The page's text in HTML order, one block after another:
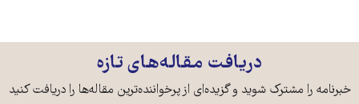
دریافت مقاله‌های تازه
خبرنامه را مشترک شوید و گزیده‌ای از پرخواننده‌ترین مقاله‌ها را دریافت کنید